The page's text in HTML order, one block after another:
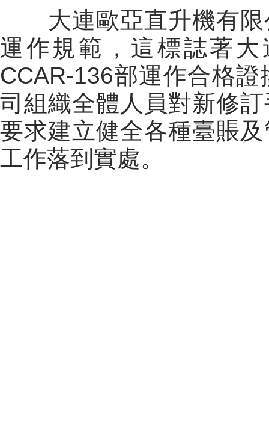
大連歐亞直升機有限
運作規範，這標誌著
CCAR-136部運作合格
司組織全體人員對新修
要求建立健全各種臺賬
工作落到實處。